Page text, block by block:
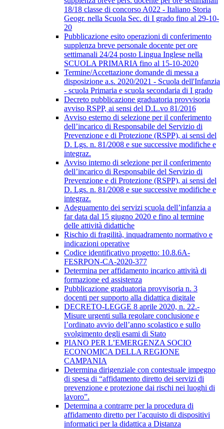
18/18 classe di concorso A022 - Italiano Storia
Geogr. nella Scuola Sec. di I grado fino al 29-10-
20
Pubblicazione esito operazioni di conferimento
supplenza breve personale docente per ore
settimanali 24/24 posto Lingua Inglese nella
SCUOLA PRIMARIA fino al 15-10-2020
Termine/Accettazione domande di messa a
disposizione a.s. 2020/2021 - Scuola dell'Infanzia
- scuola Primaria e scuola secondaria di I grado
Decreto pubblicazione graduatoria provvisoria
avviso RSPP, ai sensi del D.L.vo 81/2016
Avviso esterno di selezione per il conferimento
dell’incarico di Responsabile del Servizio di
Prevenzione e di Protezione (RSPP), ai sensi del
D. Lgs. n. 81/2008 e sue successive modifiche e
integraz.
Avviso interno di selezione per il conferimento
dell’incarico di Responsabile del Servizio di
Prevenzione e di Protezione (RSPP), ai sensi del
D. Lgs. n. 81/2008 e sue successive modifiche e
integraz.
Adeguamento dei servizi scuola dell’infanzia a
far data dal 15 giugno 2020 e fino al termine
delle attività didattiche
Rischio di fragilità, inquadramento normativo e
indicazioni operative
Codice identificativo progetto: 10.8.6A-
FESRPON-CA-2020-377
Determina per affidamento incarico attività di
formazione ed assistenza
Pubblicazione graduatoria provvisoria n. 3
docenti per supporto alla didattica digitale
DECRETO-LEGGE 8 aprile 2020, n. 22.-
Misure urgenti sulla regolare conclusione e
l’ordinato avvio dell’anno scolastico e sullo
svolgimento degli esami di Stato
PIANO PER L’EMERGENZA SOCIO
ECONOMICA DELLA REGIONE
CAMPANIA
Determina dirigenziale con contestuale impegno
di spesa di “affidamento diretto dei servizi di
prevenzione e protezione dai rischi nei luoghi di
lavoro”.
Determina a contrarre per la procedura di
affidamento diretto per l’acquisto di dispositivi
informatici per la didattica a Distanza